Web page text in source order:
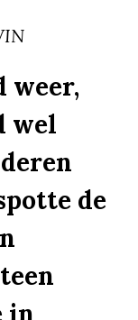
weer,
wel
de
in